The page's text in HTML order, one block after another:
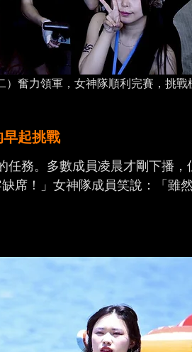
）奮力領軍，女神隊順利完賽，挑戰
起挑戰
務。多數成員凌晨才剛下播，
席！」女神隊成員笑說：「雖